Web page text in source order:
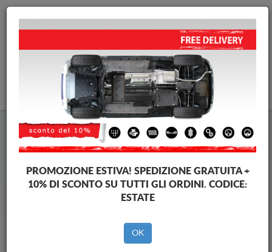
info@piastraparamotore.com
Piastra paramotore di acciaio Peugeot
Piastra paramotore di acciaio Peugeot 308
Brands
Brands
PROMOZIONE ESTIVA! SPEDIZIONE GRATUITA +
10% DI SCONTO SU TUTTI GLI ORDINI. CODICE:
ESTATE
OK